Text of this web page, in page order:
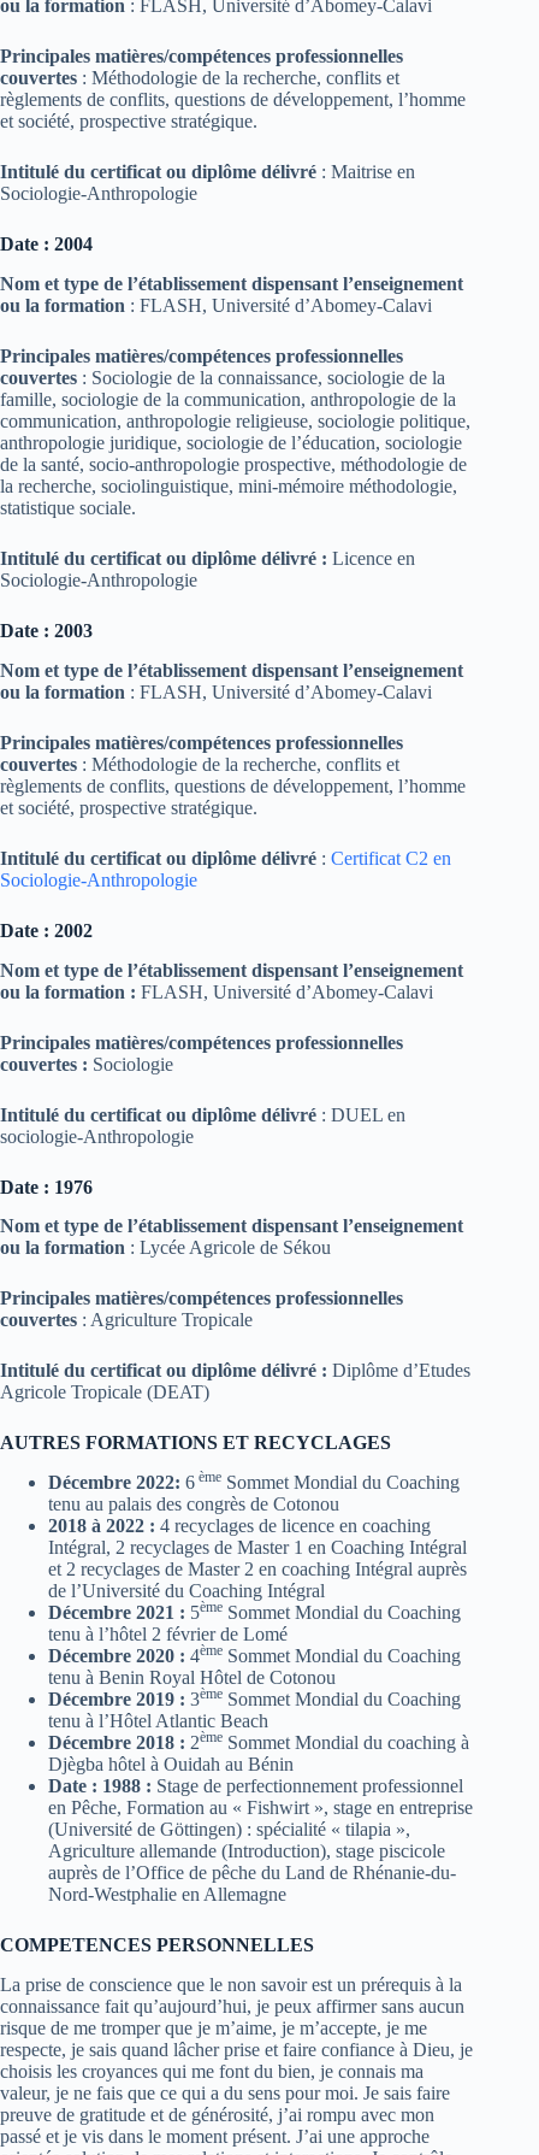
ou la formation : FLASH, Université d’Abomey-Calavi
Principales matières/compétences professionnelles
couvertes : Méthodologie de la recherche, conflits et
règlements de conflits, questions de développement, l’homme
et société, prospective stratégique.
Intitulé du certificat ou diplôme délivré : Maitrise en
Sociologie-Anthropologie
Date : 2004
Nom et type de l’établissement dispensant l’enseignement
ou la formation : FLASH, Université d’Abomey-Calavi
Principales matières/compétences professionnelles
couvertes : Sociologie de la connaissance, sociologie de la
famille, sociologie de la communication, anthropologie de la
communication, anthropologie religieuse, sociologie politique,
anthropologie juridique, sociologie de l’éducation, sociologie
de la santé, socio-anthropologie prospective, méthodologie de
la recherche, sociolinguistique, mini-mémoire méthodologie,
statistique sociale.
Intitulé du certificat ou diplôme délivré : Licence en
Sociologie-Anthropologie
Date : 2003
Nom et type de l’établissement dispensant l’enseignement
ou la formation : FLASH, Université d’Abomey-Calavi
Principales matières/compétences professionnelles
couvertes : Méthodologie de la recherche, conflits et
règlements de conflits, questions de développement, l’homme
et société, prospective stratégique.
Intitulé du certificat ou diplôme délivré : Certificat C2 en
Sociologie-Anthropologie
Date : 2002
Nom et type de l’établissement dispensant l’enseignement
ou la formation : FLASH, Université d’Abomey-Calavi
Principales matières/compétences professionnelles
couvertes : Sociologie
Intitulé du certificat ou diplôme délivré : DUEL en
sociologie-Anthropologie
Date : 1976
Nom et type de l’établissement dispensant l’enseignement
ou la formation : Lycée Agricole de Sékou
Principales matières/compétences professionnelles
couvertes : Agriculture Tropicale
Intitulé du certificat ou diplôme délivré : Diplôme d’Etudes
Agricole Tropicale (DEAT)
AUTRES FORMATIONS ET RECYCLAGES
Décembre 2022: 6 ème Sommet Mondial du Coaching
tenu au palais des congrès de Cotonou
2018 à 2022 : 4 recyclages de licence en coaching
Intégral, 2 recyclages de Master 1 en Coaching Intégral
et 2 recyclages de Master 2 en coaching Intégral auprès
de l’Université du Coaching Intégral
Décembre 2021 : 5ème Sommet Mondial du Coaching
tenu à l’hôtel 2 février de Lomé
Décembre 2020 : 4ème Sommet Mondial du Coaching
tenu à Benin Royal Hôtel de Cotonou
Décembre 2019 : 3ème Sommet Mondial du Coaching
tenu à l’Hôtel Atlantic Beach
Décembre 2018 : 2ème Sommet Mondial du coaching à
Djègba hôtel à Ouidah au Bénin
Date : 1988 : Stage de perfectionnement professionnel
en Pêche, Formation au « Fishwirt », stage en entreprise
(Université de Göttingen) : spécialité « tilapia »,
Agriculture allemande (Introduction), stage piscicole
auprès de l’Office de pêche du Land de Rhénanie-du-
Nord-Westphalie en Allemagne
COMPETENCES PERSONNELLES
La prise de conscience que le non savoir est un prérequis à la
connaissance fait qu’aujourd’hui, je peux affirmer sans aucun
risque de me tromper que je m’aime, je m’accepte, je me
respecte, je sais quand lâcher prise et faire confiance à Dieu, je
choisis les croyances qui me font du bien, je connais ma
valeur, je ne fais que ce qui a du sens pour moi. Je sais faire
preuve de gratitude et de générosité, j’ai rompu avec mon
passé et je vis dans le moment présent. J’ai une approche